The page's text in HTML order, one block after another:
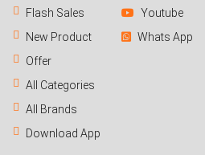
Flash Sales
New Product
Offer
All Categories
All Brands
Download App
Youtube
Whats App